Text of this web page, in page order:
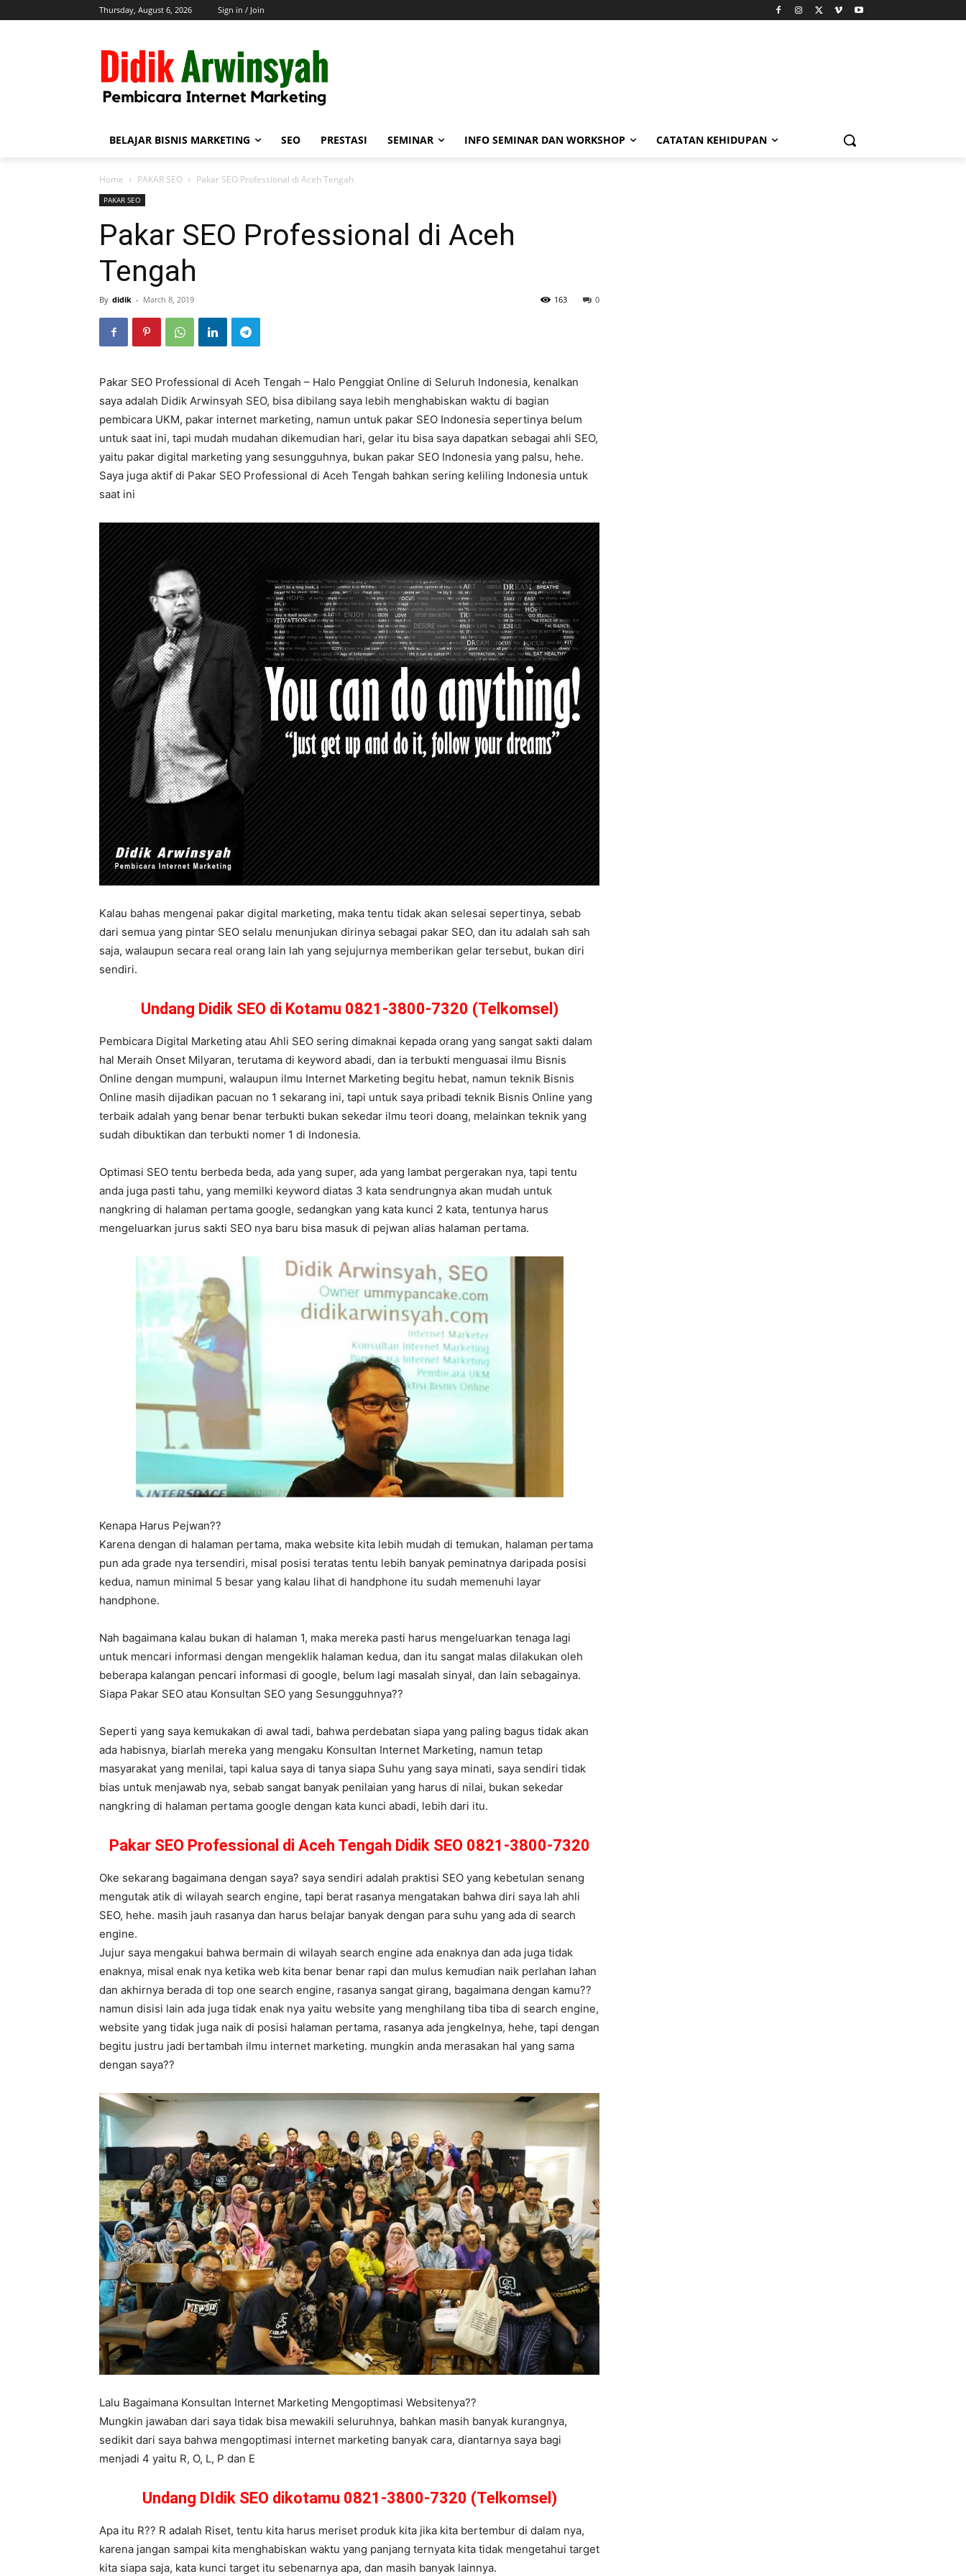
Thursday, August 6, 2026 Sign in / Join
BELAJAR BISNIS MARKETING SEO PRESTASI SEMINAR INFO SEMINAR DAN WORKSHOP CATATAN KEHIDUPAN
Home PAKAR SEO Pakar SEO Professional di Aceh Tengah
PAKAR SEO
Pakar SEO Professional di Aceh
Tengah
By didik - March 8, 2019 0
163
Pakar SEO Professional di Aceh Tengah – Halo Penggiat Online di Seluruh Indonesia, kenalkan
saya adalah Didik Arwinsyah SEO, bisa dibilang saya lebih menghabiskan waktu di bagian
pembicara UKM, pakar internet marketing, namun untuk pakar SEO Indonesia sepertinya belum
untuk saat ini, tapi mudah mudahan dikemudian hari, gelar itu bisa saya dapatkan sebagai ahli SEO,
yaitu pakar digital marketing yang sesungguhnya, bukan pakar SEO Indonesia yang palsu, hehe.
Saya juga aktif di Pakar SEO Professional di Aceh Tengah bahkan sering keliling Indonesia untuk
saat ini
Kalau bahas mengenai pakar digital marketing, maka tentu tidak akan selesai sepertinya, sebab
dari semua yang pintar SEO selalu menunjukan dirinya sebagai pakar SEO, dan itu adalah sah sah
saja, walaupun secara real orang lain lah yang sejujurnya memberikan gelar tersebut, bukan diri
sendiri.
Undang Didik SEO di Kotamu 0821-3800-7320 (Telkomsel)
Pembicara Digital Marketing atau Ahli SEO sering dimaknai kepada orang yang sangat sakti dalam
hal Meraih Onset Milyaran, terutama di keyword abadi, dan ia terbukti menguasai ilmu Bisnis
Online dengan mumpuni, walaupun ilmu Internet Marketing begitu hebat, namun teknik Bisnis
Online masih dijadikan pacuan no 1 sekarang ini, tapi untuk saya pribadi teknik Bisnis Online yang
terbaik adalah yang benar benar terbukti bukan sekedar ilmu teori doang, melainkan teknik yang
sudah dibuktikan dan terbukti nomer 1 di Indonesia.
Optimasi SEO tentu berbeda beda, ada yang super, ada yang lambat pergerakan nya, tapi tentu
anda juga pasti tahu, yang memilki keyword diatas 3 kata sendrungnya akan mudah untuk
nangkring di halaman pertama google, sedangkan yang kata kunci 2 kata, tentunya harus
mengeluarkan jurus sakti SEO nya baru bisa masuk di pejwan alias halaman pertama.
Kenapa Harus Pejwan??
Karena dengan di halaman pertama, maka website kita lebih mudah di temukan, halaman pertama
pun ada grade nya tersendiri, misal posisi teratas tentu lebih banyak peminatnya daripada posisi
kedua, namun minimal 5 besar yang kalau lihat di handphone itu sudah memenuhi layar
handphone.
Nah bagaimana kalau bukan di halaman 1, maka mereka pasti harus mengeluarkan tenaga lagi
untuk mencari informasi dengan mengeklik halaman kedua, dan itu sangat malas dilakukan oleh
beberapa kalangan pencari informasi di google, belum lagi masalah sinyal, dan lain sebagainya.
Siapa Pakar SEO atau Konsultan SEO yang Sesungguhnya??
Seperti yang saya kemukakan di awal tadi, bahwa perdebatan siapa yang paling bagus tidak akan
ada habisnya, biarlah mereka yang mengaku Konsultan Internet Marketing, namun tetap
masyarakat yang menilai, tapi kalua saya di tanya siapa Suhu yang saya minati, saya sendiri tidak
bias untuk menjawab nya, sebab sangat banyak penilaian yang harus di nilai, bukan sekedar
nangkring di halaman pertama google dengan kata kunci abadi, lebih dari itu.
Pakar SEO Professional di Aceh Tengah Didik SEO 0821-3800-7320
Oke sekarang bagaimana dengan saya? saya sendiri adalah praktisi SEO yang kebetulan senang
mengutak atik di wilayah search engine, tapi berat rasanya mengatakan bahwa diri saya lah ahli
SEO, hehe. masih jauh rasanya dan harus belajar banyak dengan para suhu yang ada di search
engine.
Jujur saya mengakui bahwa bermain di wilayah search engine ada enaknya dan ada juga tidak
enaknya, misal enak nya ketika web kita benar benar rapi dan mulus kemudian naik perlahan lahan
dan akhirnya berada di top one search engine, rasanya sangat girang, bagaimana dengan kamu??
namun disisi lain ada juga tidak enak nya yaitu website yang menghilang tiba tiba di search engine,
website yang tidak juga naik di posisi halaman pertama, rasanya ada jengkelnya, hehe, tapi dengan
begitu justru jadi bertambah ilmu internet marketing. mungkin anda merasakan hal yang sama
dengan saya??
Lalu Bagaimana Konsultan Internet Marketing Mengoptimasi Websitenya??
Mungkin jawaban dari saya tidak bisa mewakili seluruhnya, bahkan masih banyak kurangnya,
sedikit dari saya bahwa mengoptimasi internet marketing banyak cara, diantarnya saya bagi
menjadi 4 yaitu R, O, L, P dan E
Undang DIdik SEO dikotamu 0821-3800-7320 (Telkomsel)
Apa itu R?? R adalah Riset, tentu kita harus meriset produk kita jika kita bertembur di dalam nya,
karena jangan sampai kita menghabiskan waktu yang panjang ternyata kita tidak mengetahui target
kita siapa saja, kata kunci target itu sebenarnya apa, dan masih banyak lainnya.